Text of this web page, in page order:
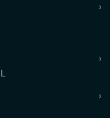
›
›
›